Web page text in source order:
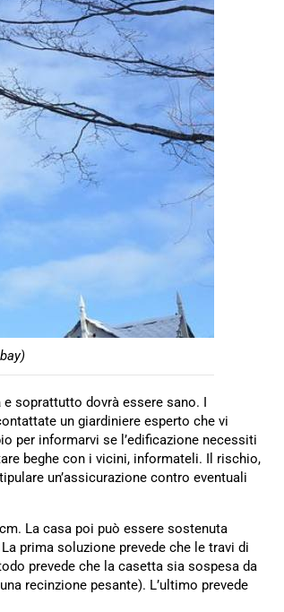
e soprattutto dovrà essere sano. I
un giardiniere esperto che vi
per informarvi se l’edificazione necessiti
beghe con i vicini, informateli. Il rischio,
un’assicurazione contro eventuali
La casa poi può essere sostenuta
prima soluzione prevede che le travi di
prevede che la casetta sia sospesa da
recinzione pesante). L’ultimo prevede